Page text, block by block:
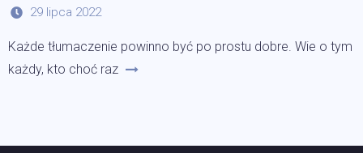
29 lipca 2022
Każde tłumaczenie powinno być po prostu dobre. Wie o tym
każdy, kto choć raz